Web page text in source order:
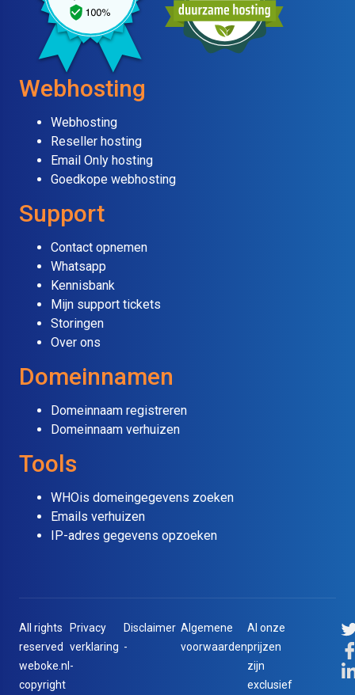
Webhosting
Webhosting
Reseller hosting
Email Only hosting
Goedkope webhosting
Support
Contact opnemen
Whatsapp
Kennisbank
Mijn support tickets
Storingen
Over ons
Domeinnamen
Domeinnaam registreren
Domeinnaam verhuizen
Tools
WHOis domeingegevens zoeken
Emails verhuizen
IP-adres gegevens opzoeken
All rights
reserved
weboke.nl
copyright
Privacy
verklaring
-
Disclaimer
-
Algemene
voorwaarden
Al onze
prijzen
zijn
exclusief